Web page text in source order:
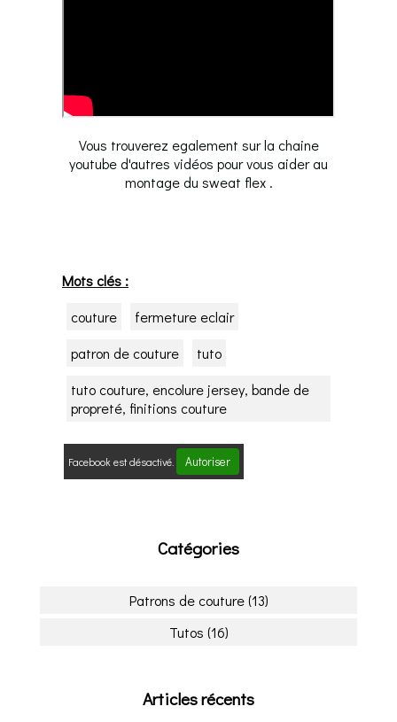
Vous trouverez egalement sur la chaine
youtube d'autres vidéos pour vous aider au
montage du sweat flex .
Mots clés :
couture
fermeture eclair
patron de couture
tuto
tuto couture, encolure jersey, bande de
propreté, finitions couture
Facebook est désactivé. Autoriser
Catégories
Patrons de couture (13)
Tutos (16)
Articles récents